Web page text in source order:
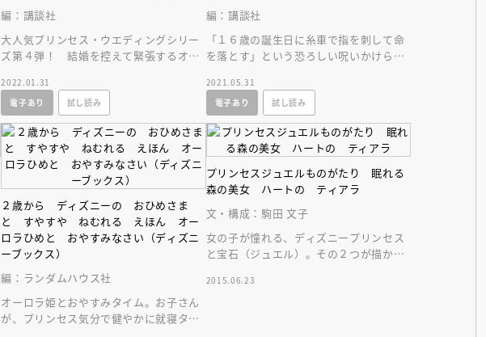
編：講談社
大人気プリンセス・ウエディングシリー
ズ第４弾！ 結婚を控えて緊張するオー
は……？
2022.01.31
電子あり
試し読み
編：講談社
「１６歳の誕生日に糸車で指を刺して命
を落とす」という恐ろしい呪いかけられ
チックな恋物語！
2021.05.31
電子あり
試し読み
２歳から ディズニーの おひめさま
と すやすや ねむれる えほん オー
ロラひめと おやすみなさい（ディズニ
ーブックス）
編：ランダムハウス社
オーロラ姫とおやすみタイム。お子さん
が、プリンセス気分で健やかに就寝タイ
プリンセスジュエルものがたり 眠れる
森の美女 ハートの ティアラ
文・構成：駒田 文子
女の子が憧れる、ディズニープリンセス
と宝石（ジュエル）。その２つが描かれ
はオーロラです！
2015.06.23
会員限定
【アーカイブ配信中】講談社絵本新
人賞オンラインセミナー 受賞作家
と担当編集者が語る「絵本創作実践
講座」
応募締切 2025-10-31
アーカイブ配信中【第67回講談社児
童文学新人賞】受賞作家と前選考委
員に聞く「児童文学創作セミナー」